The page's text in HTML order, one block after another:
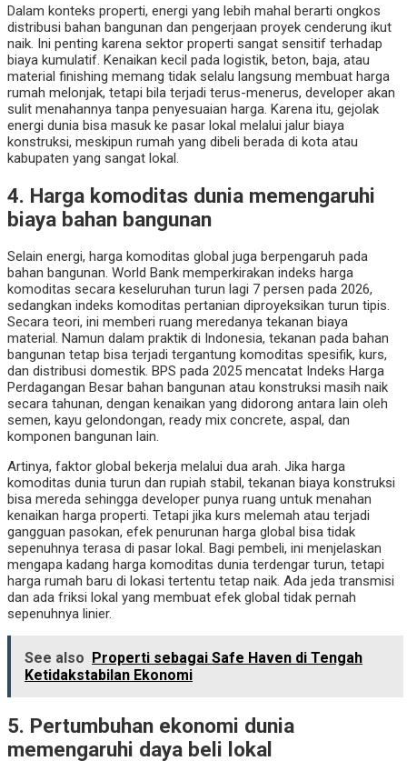
Dalam konteks properti, energi yang lebih mahal berarti ongkos
distribusi bahan bangunan dan pengerjaan proyek cenderung ikut
naik. Ini penting karena sektor properti sangat sensitif terhadap
biaya kumulatif. Kenaikan kecil pada logistik, beton, baja, atau
material finishing memang tidak selalu langsung membuat harga
rumah melonjak, tetapi bila terjadi terus-menerus, developer akan
sulit menahannya tanpa penyesuaian harga. Karena itu, gejolak
energi dunia bisa masuk ke pasar lokal melalui jalur biaya
konstruksi, meskipun rumah yang dibeli berada di kota atau
kabupaten yang sangat lokal.
4. Harga komoditas dunia memengaruhi
biaya bahan bangunan
Selain energi, harga komoditas global juga berpengaruh pada
bahan bangunan. World Bank memperkirakan indeks harga
komoditas secara keseluruhan turun lagi 7 persen pada 2026,
sedangkan indeks komoditas pertanian diproyeksikan turun tipis.
Secara teori, ini memberi ruang meredanya tekanan biaya
material. Namun dalam praktik di Indonesia, tekanan pada bahan
bangunan tetap bisa terjadi tergantung komoditas spesifik, kurs,
dan distribusi domestik. BPS pada 2025 mencatat Indeks Harga
Perdagangan Besar bahan bangunan atau konstruksi masih naik
secara tahunan, dengan kenaikan yang didorong antara lain oleh
semen, kayu gelondongan, ready mix concrete, aspal, dan
komponen bangunan lain.
Artinya, faktor global bekerja melalui dua arah. Jika harga
komoditas dunia turun dan rupiah stabil, tekanan biaya konstruksi
bisa mereda sehingga developer punya ruang untuk menahan
kenaikan harga properti. Tetapi jika kurs melemah atau terjadi
gangguan pasokan, efek penurunan harga global bisa tidak
sepenuhnya terasa di pasar lokal. Bagi pembeli, ini menjelaskan
mengapa kadang harga komoditas dunia terdengar turun, tetapi
harga rumah baru di lokasi tertentu tetap naik. Ada jeda transmisi
dan ada friksi lokal yang membuat efek global tidak pernah
sepenuhnya linier.
See also Properti sebagai Safe Haven di Tengah
Ketidakstabilan Ekonomi
5. Pertumbuhan ekonomi dunia
memengaruhi daya beli lokal